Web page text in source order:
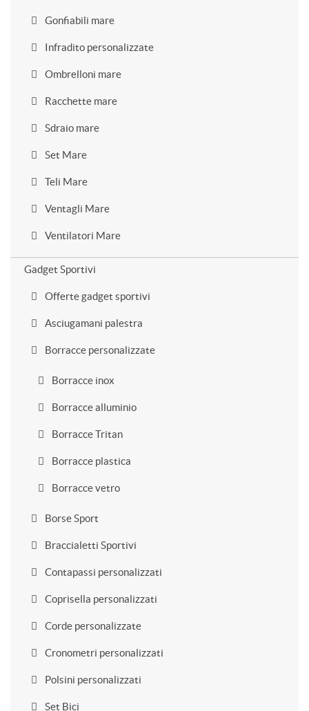
Gonfiabili mare
Infradito personalizzate
Ombrelloni mare
Racchette mare
Sdraio mare
Set Mare
Teli Mare
Ventagli Mare
Ventilatori Mare
Gadget Sportivi
Offerte gadget sportivi
Asciugamani palestra
Borracce personalizzate
Borracce inox
Borracce alluminio
Borracce Tritan
Borracce plastica
Borracce vetro
Borse Sport
Braccialetti Sportivi
Contapassi personalizzati
Coprisella personalizzati
Corde personalizzate
Cronometri personalizzati
Polsini personalizzati
Set Bici